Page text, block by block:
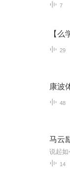
7
【
29
康波
48
马云
14